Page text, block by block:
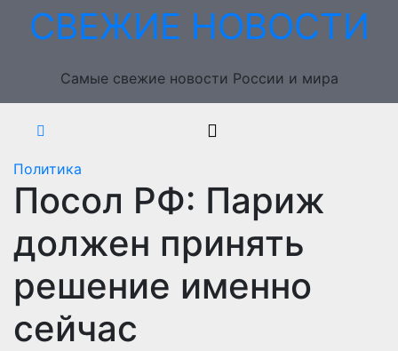
ПерейтиСВЕЖИЕ НОВОСТИ
Самые свежие новости России и мира
Политика
Посол РФ: Париж
должен принять
решение именно
сейчас